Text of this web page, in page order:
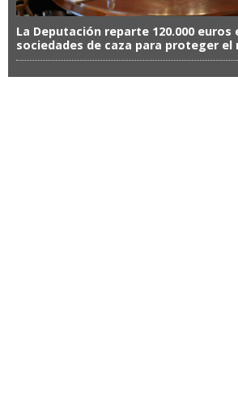
La Deputación reparte 120.000 euros
sociedades de caza para proteger el